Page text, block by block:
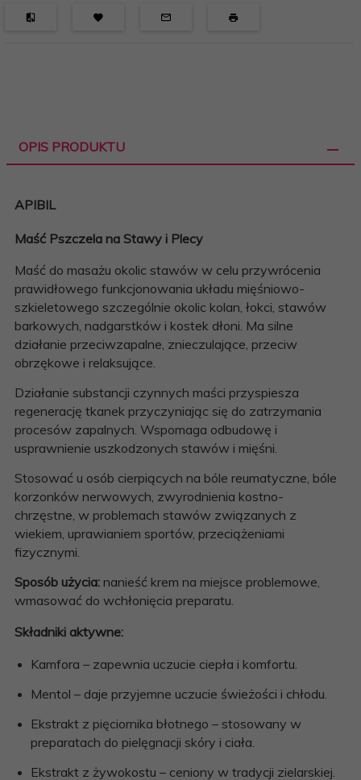
OPIS PRODUKTU
APIBIL
Maść Pszczela na Stawy i Plecy
Maść do masażu okolic stawów w celu przywrócenia
prawidłowego funkcjonowania układu mięśniowo-
szkieletowego szczególnie okolic kolan, łokci, stawów
barkowych, nadgarstków i kostek dłoni. Ma silne
działanie przeciwzapalne, znieczulające, przeciw
obrzękowe i relaksujące.
Działanie substancji czynnych maści przyspiesza
regenerację tkanek przyczyniając się do zatrzymania
procesów zapalnych. Wspomaga odbudowę i
usprawnienie uszkodzonych stawów i mięśni.
Stosować u osób cierpiących na bóle reumatyczne, bóle
korzonków nerwowych, zwyrodnienia kostno-
chrzęstne, w problemach stawów związanych z
wiekiem, uprawianiem sportów, przeciążeniami
fizycznymi.
Sposób użycia: nanieść krem na miejsce problemowe,
wmasować do wchłonięcia preparatu.
Składniki aktywne:
Kamfora – zapewnia uczucie ciepła i komfortu.
Mentol – daje przyjemne uczucie świeżości i chłodu.
Ekstrakt z pięciornika błotnego – stosowany w
preparatach do pielęgnacji skóry i ciała.
Ekstrakt z żywokostu – ceniony w tradycji zielarskiej.